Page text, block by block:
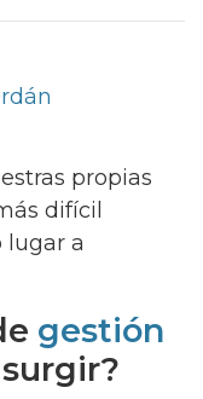
propias
difícil
lugar a
gestión